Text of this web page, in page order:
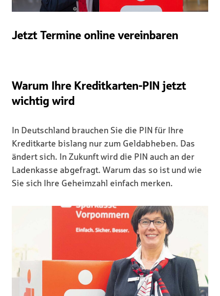
Jetzt Termine online vereinbaren
Warum Ihre Kreditkarten-PIN jetzt
wichtig wird
In Deutschland brauchen Sie die PIN für Ihre
Kreditkarte bislang nur zum Geldabheben. Das
ändert sich. In Zukunft wird die PIN auch an der
Ladenkasse abgefragt. Warum das so ist und wie
Sie sich Ihre Geheimzahl einfach merken.